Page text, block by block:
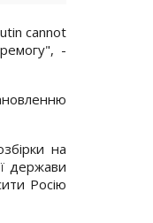
cannot
-
на
держави
Росію